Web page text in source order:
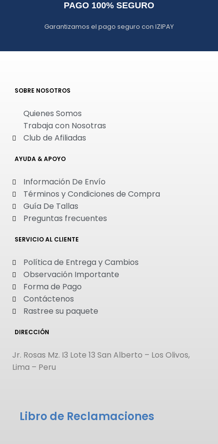
PAGO 100% SEGURO
Garantizamos el pago seguro con IZIPAY
SOBRE NOSOTROS
Quienes Somos
Trabaja con Nosotras
Club de Afiliadas
AYUDA & APOYO
Información De Envío
Términos y Condiciones de Compra
Guía De Tallas
Preguntas frecuentes
SERVICIO AL CLIENTE
Política de Entrega y Cambios
Observación Importante
Forma de Pago
Contáctenos
Rastree su paquete
DIRECCIÓN
Jr. Rosas Mz. I3 Lote 13 San Alberto – Los Olivos,
Lima – Peru
Libro de Reclamaciones